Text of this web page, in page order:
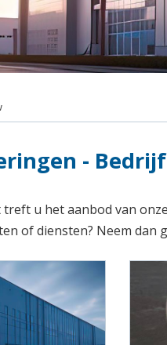
-
u het aanbod van
of diensten? Neem dan